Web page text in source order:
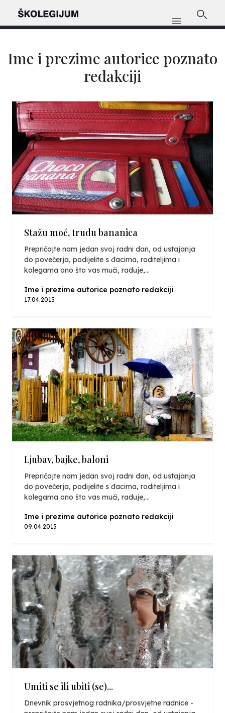
Ime i prezime autorice poznato
redakciji
Stažu moć, trudu bananica
Prepričajte nam jedan svoj radni dan, od ustajanja
do povečerja, podijelite s đacima, roditeljima i
kolegama ono što vas muči, raduje,...
Ime i prezime autorice poznato redakciji
17.04.2015
Ljubav, bajke, baloni
Prepričajte nam jedan svoj radni dan, od ustajanja
do povečerja, podijelite s đacima, roditeljima i
kolegama ono što vas muči, raduje,...
Ime i prezime autorice poznato redakciji
09.04.2015
Umiti se ili ubiti (se)...
Dnevnik prosvjetnog radnika/prosvjetne radnice -